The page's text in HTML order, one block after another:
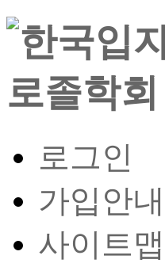
로그인
가입안내
사이트맵